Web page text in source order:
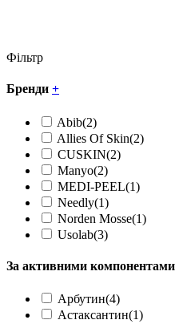
Фільтр
Бренди +
Abib(2)
Allies Of Skin(2)
CUSKIN(2)
Manyo(2)
MEDI-PEEL(1)
Needly(1)
Norden Mosse(1)
Usolab(3)
За активними компонентами
Арбутин(4)
Астаксантин(1)